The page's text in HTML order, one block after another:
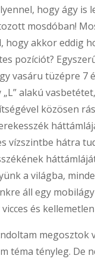
hogy ágy is
mosdóban!
hogy akkor eddig
pozíciót?
vasáru tüzépre 7
alakú
közösen
vízszintbe hátra
a világba,
áll egy
és
megosztok
téma tényleg. De